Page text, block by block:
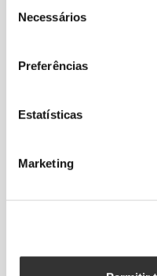
Necessários
Preferências
Estatísticas
Marketing
descomplicado e